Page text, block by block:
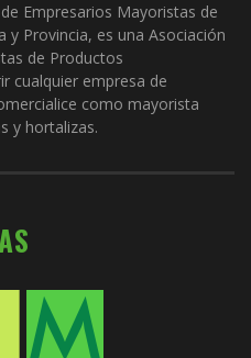
Empresarios Mayoristas de
y Provincia, es una Asociación
de Productos
cualquier empresa de
como mayorista
y hortalizas.